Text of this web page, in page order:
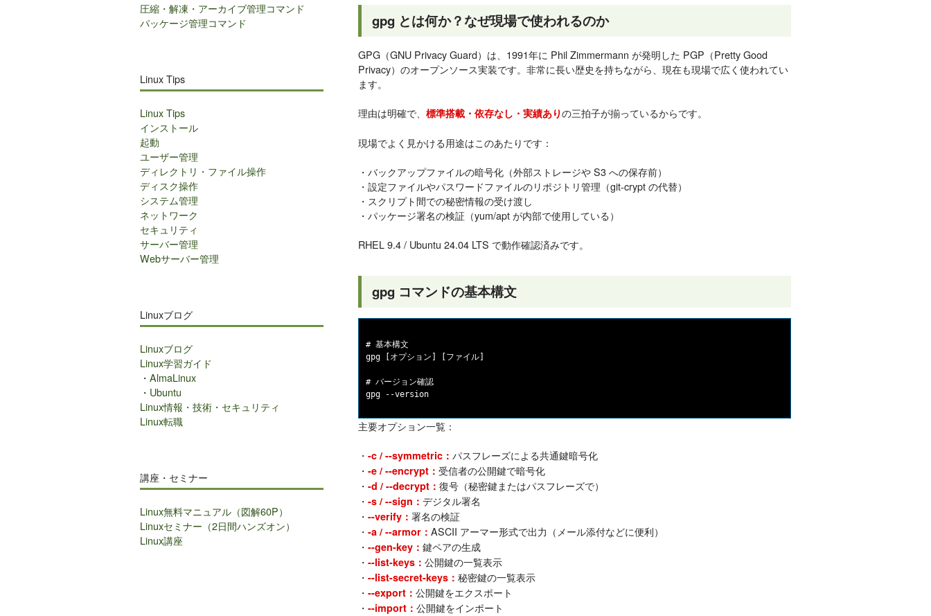
gpg とは何か？なぜ現場で使われるのか
GPG（GNU Privacy Guard）は、1991年に Phil Zimmermann が発明した PGP（Pretty Good
Privacy）のオープンソース実装です。非常に長い歴史を持ちながら、現在も現場で広く使われてい
ます。
理由は明確で、 標準搭載・依存なし・実績ありの三拍子が揃っているからです。
現場でよく見かける用途はこのあたりです：
・バックアップファイルの暗号化（外部ストレージや S3 への保存前）
・設定ファイルやパスワードファイルのリポジトリ管理（git-crypt の代替）
・スクリプト間での秘密情報の受け渡し
・パッケージ署名の検証（yum/apt が内部で使用している）
RHEL 9.4 / Ubuntu 24.04 LTS で動作確認済みです。
gpg コマンドの基本構文
# 基本構文
gpg [オプション] [ファイル]
# バージョン確認
主要オプション一覧：
・ -c / --symmetric： パスフレーズによる共通鍵暗号化
・ -e / --encrypt： 受信者の公開鍵で暗号化
・ -d / --decrypt： 復号（秘密鍵またはパスフレーズで）
・ -s / --sign： デジタル署名
・ --verify： 署名の検証
・ -a / --armor： ASCII アーマー形式で出力（メール添付などに便利）
・ --gen-key： 鍵ペアの生成
・ --list-keys： 公開鍵の一覧表示
・ --list-secret-keys： 秘密鍵の一覧表示
・ --export： 公開鍵をエクスポート
・ --import： 公開鍵をインポート
圧縮・解凍・アーカイブ管理コマンド
パッケージ管理コマンド
Linux Tips
Linux Tips
インストール
起動
ユーザー管理
ディレクトリ・ファイル操作
ディスク操作
システム管理
ネットワーク
セキュリティ
サーバー管理
Webサーバー管理
Linuxブログ
Linuxブログ
Linux学習ガイド
・ AlmaLinux
・ Ubuntu
Linux情報・技術・セキュリティ
Linux転職
講座・セミナー
Linux無料マニュアル（図解60P）
Linuxセミナー（2日間ハンズオン）
Linux講座